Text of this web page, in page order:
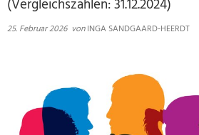
(Vergleichszahlen: 31.12.2024)
25. Februar 2026 vonINGA SANDGAARD-HEERDT